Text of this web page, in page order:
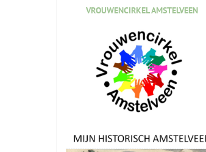
VROUWENCIRKEL AMSTELVEEN